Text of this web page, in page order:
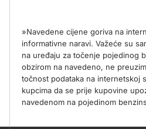
»Navedene cijene goriva na
informativne naravi. Važeće su
na uređaju za točenje pojedinog
obzirom na navedeno, ne
točnost podataka na internetskoj
kupcima da se prije kupovine
navedenom na pojedinom